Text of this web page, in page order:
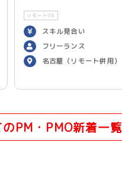
リモートOK
スキル見合い
フリーランス
名古屋（リモート併用）
PM・PMO新着一覧